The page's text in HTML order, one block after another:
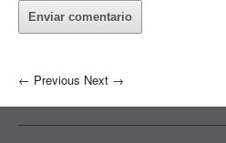
← Previous Next →